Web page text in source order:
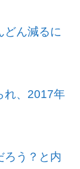
どん減るに
、 2017年
ろう？と内